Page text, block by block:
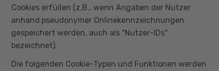
Cookies erfüllen (z.B., wenn Angaben der Nutzer
anhand pseudonymer Onlinekennzeichnungen
gespeichert werden, auch als "Nutzer-IDs"
bezeichnet).
Die folgenden Cookie-Typen und Funktionen werden